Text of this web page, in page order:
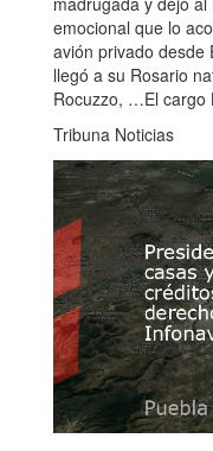
emocional que lo
avión privado desde
llegó a su Rosario
Rocuzzo, …El cargo
Tribuna Noticias